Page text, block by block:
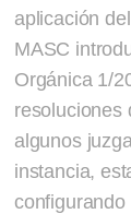
aplicación
MASC
Orgánica 1/
resoluciones
algunos
instancia,